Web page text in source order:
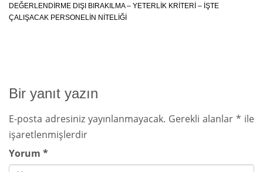
DEĞERLENDIRME DIŞI BIRAKILMA – YETERLIK KRITERI – İŞTE
ÇALIŞACAK PERSONELIN NITELIĞI
Bir yanıt yazın
E-posta adresiniz yayınlanmayacak. Gerekli alanlar * ile
işaretlenmişlerdir
Yorum *